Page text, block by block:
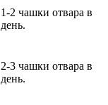
1-2 чашки отвара в
день.
2-3 чашки отвара в
день.